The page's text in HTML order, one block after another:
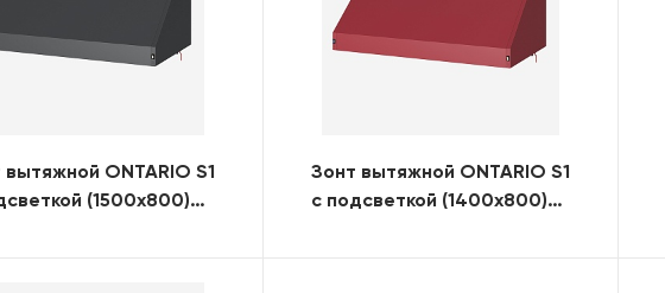
вытяжной ONTARIO S1
(1500x800)
Зонт вытяжной ONTARIO S1
с подсветкой (1400x800)